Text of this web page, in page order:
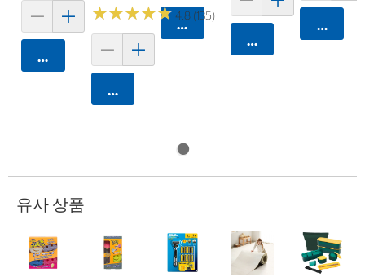
카트에 담기
★★★★★
★★★★★ 4.8 (135)
카트에 담기
카트에 담기
카트에 담기
카트에
유사 상품